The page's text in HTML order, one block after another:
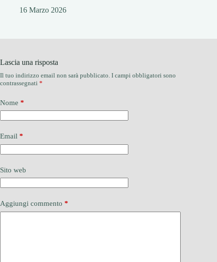
16 Marzo 2026
Lascia una risposta
Il tuo indirizzo email non sarà pubblicato. I campi obbligatori sono
contrassegnati *
Nome *
Email *
Sito web
Aggiungi commento *